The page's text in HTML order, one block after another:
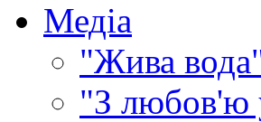
Медіа
"Жива
"З любов'ю